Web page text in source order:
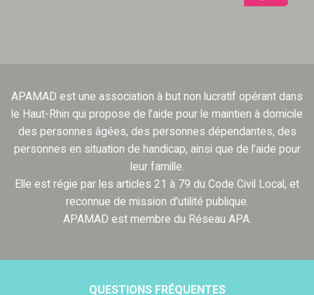
APAMAD est une association à but non lucratif opérant dans
le Haut-Rhin qui propose de l’aide pour le maintien à domicile
des personnes âgées, des personnes dépendantes, des
personnes en situation de handicap, ainsi que de l’aide pour
leur famille.
Elle est régie par les articles 21 à 79 du Code Civil Local, et
reconnue de mission d’utilité publique.
APAMAD est membre du Réseau APA.
QUESTIONS FRÉQUENTES